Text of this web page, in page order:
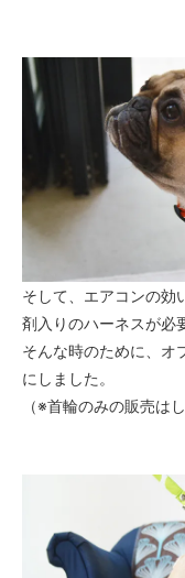
そして、エアコンの効
剤入りのハーネスが必
そんな時のために、オ
にしました。
（※首輪のみの販売は